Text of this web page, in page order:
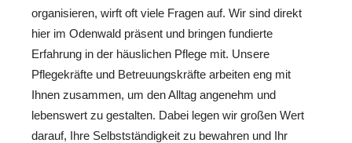
organisieren, wirft oft viele Fragen auf. Wir sind direkt
hier im Odenwald präsent und bringen fundierte
Erfahrung in der häuslichen Pflege mit. Unsere
Pflegekräfte und Betreuungskräfte arbeiten eng mit
Ihnen zusammen, um den Alltag angenehm und
lebenswert zu gestalten. Dabei legen wir großen Wert
darauf, Ihre Selbstständigkeit zu bewahren und Ihr